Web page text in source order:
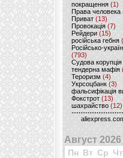
покращення (1)
Права человека
Приват (13)
Провокація (7)
Рейдери (15)
російська гебня
Російсько-
(793)
Судова корупція
тендерна мафія
Тероризм (4)
Укрсоцбанк (3)
фальсифікація
Фокстрот(13)
шахрайство (12)
Август 2026
Пн Вт Ср Чт